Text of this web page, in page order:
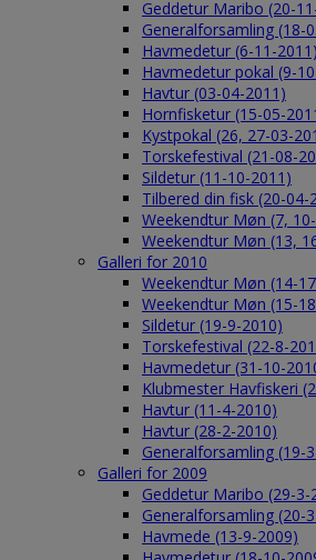
Geddetur Maribo (20-
Generalforsamling (18-
Havmedetur (6-11-2011)
Havmedetur pokal (9-
Havtur (03-04-2011)
Hornfisketur (15-05-
Kystpokal (26, 27-03-
Torskefestival (21-08-
Sildetur (11-10-2011)
Tilbered din fisk (20-04-
Weekendtur Møn (7,
Weekendtur Møn (13,
Galleri for 2010
Weekendtur Møn (14-
Weekendtur Møn (15-
Sildetur (19-9-2010)
Torskefestival (22-8-
Havmedetur (31-10-
Klubmester Havfiskeri
Havtur (11-4-2010)
Havtur (28-2-2010)
Generalforsamling (19-
Galleri for 2009
Geddetur Maribo (29-3-
Generalforsamling (20-
Havmede (13-9-2009)